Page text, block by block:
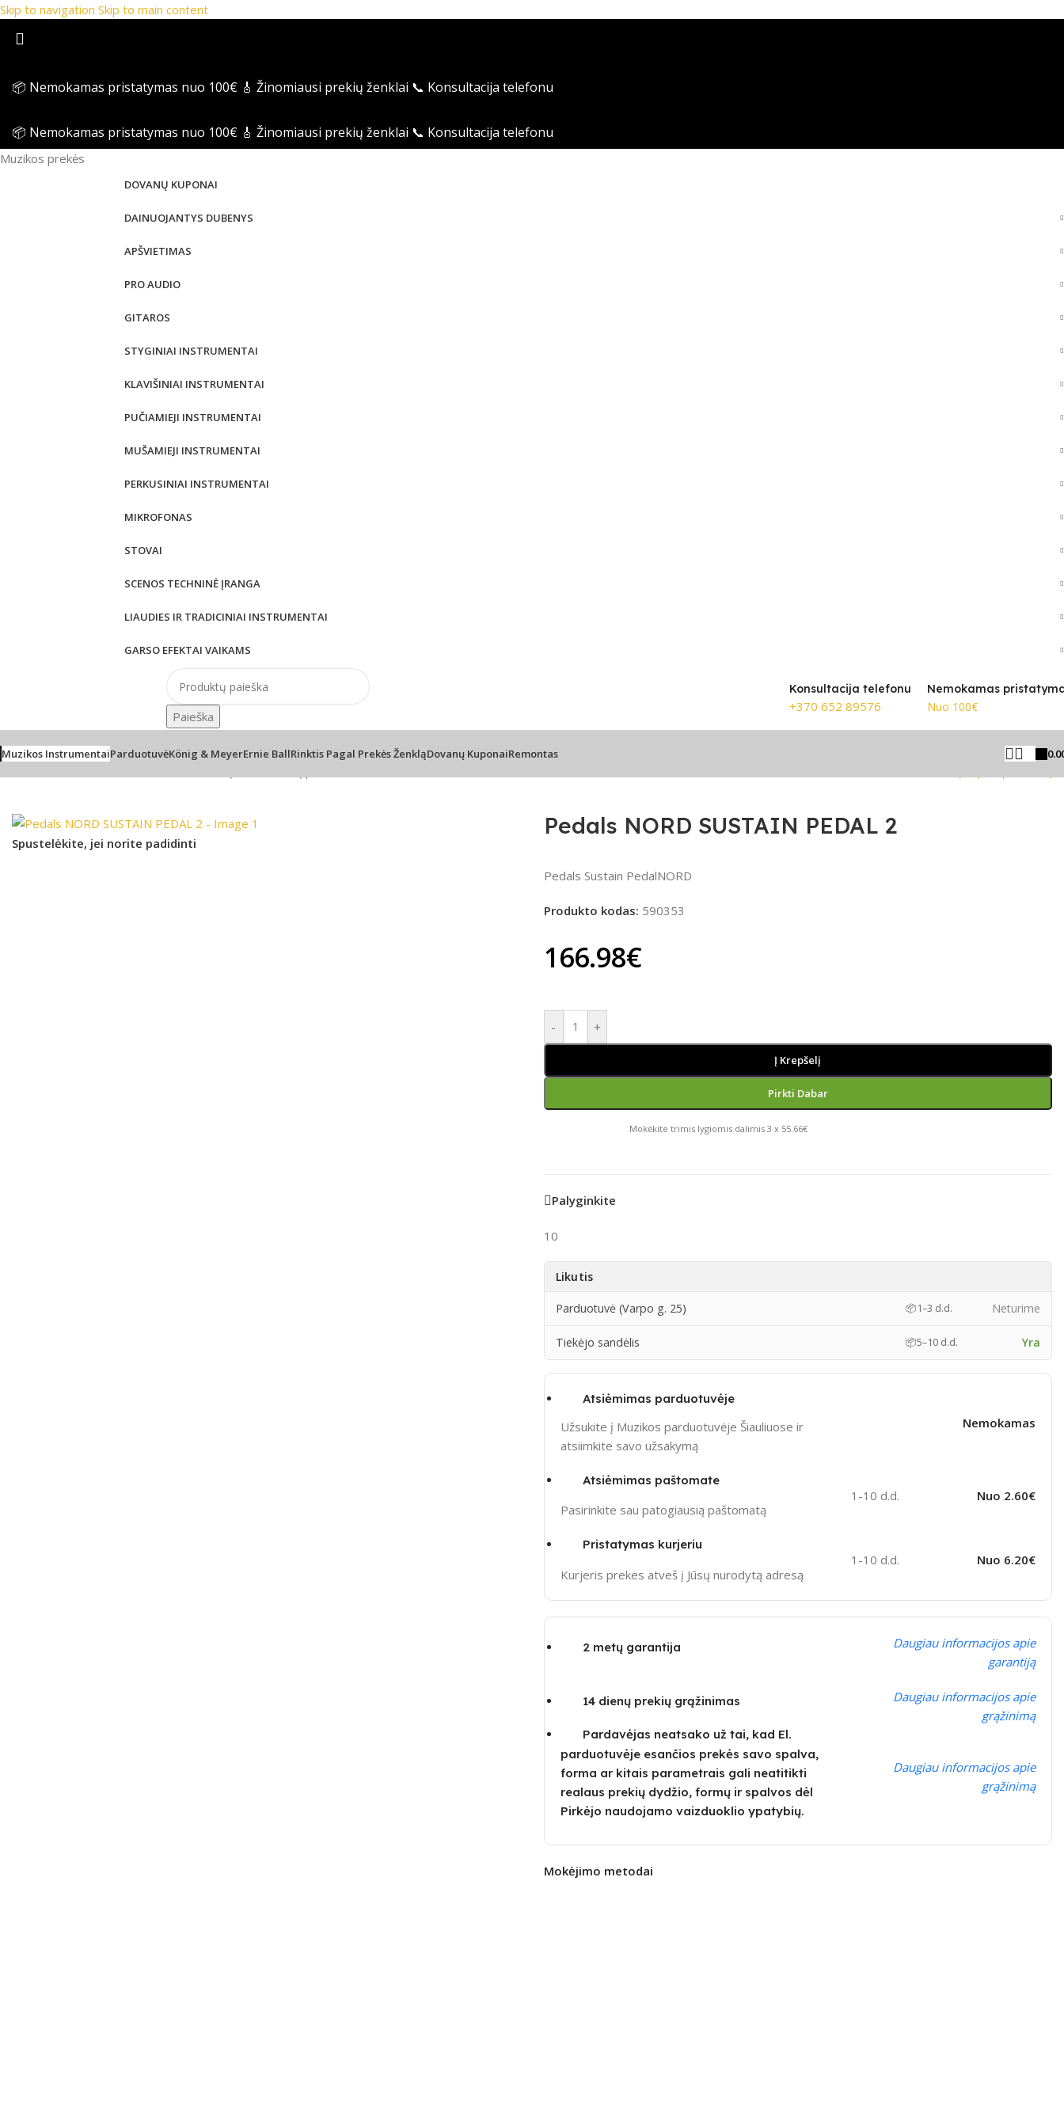
Skip to navigation Skip to main content
📦 Nemokamas pristatymas nuo 100€ 🎸 Žinomiausi prekių ženklai 📞 Konsultacija telefonu
📦 Nemokamas pristatymas nuo 100€ 🎸 Žinomiausi prekių ženklai 📞 Konsultacija telefonu
Muzikos prekės
DOVANŲ KUPONAI
DAINUOJANTYS DUBENYS
APŠVIETIMAS
PRO AUDIO
GITAROS
STYGINIAI INSTRUMENTAI
KLAVIŠINIAI INSTRUMENTAI
PUČIAMIEJI INSTRUMENTAI
MUŠAMIEJI INSTRUMENTAI
PERKUSINIAI INSTRUMENTAI
MIKROFONAS
STOVAI
SCENOS TECHNINĖ ĮRANGA
LIAUDIES IR TRADICINIAI INSTRUMENTAI
GARSO EFEKTAI VAIKAMS
Paieška
Konsultacija telefonu
+370 652 89576
Nemokamas
Nuo 100€
Muzikos InstrumentaiParduotuvėKönig & MeyerErnie BallRinktis Pagal Prekės ŽenkląDovanų KuponaiRemontas
Spustelėkite, jei norite padidinti
Pedals NORD SUSTAIN PEDAL 2
Pedals Sustain PedalNORD
Produkto kodas: 590353
166.98€
- +
Į Krepšelį
Pirkti Dabar
Mokėkite trimis lygiomis dalimis 3 x 55.66€
Palyginkite
10
Likutis
Parduotuvė (Varpo g. 25) 📦1–3 d.d. Neturime
Tiekėjo sandėlis 📦5–10 d.d. Yra
Atsiėmimas parduotuvėje
Užsukite į Muzikos parduotuvėje Šiauliuose ir
atsiimkite savo užsakymą
Nemokamas
Atsiėmimas paštomate
Pasirinkite sau patogiausią paštomatą
1-10 d.d. Nuo 2.60€
Pristatymas kurjeriu
Kurjeris prekes atveš į Jūsų nurodytą adresą
1-10 d.d. Nuo 6.20€
2 metų garantija
Daugiau informacijos apie
garantiją
14 dienų prekių grąžinimas
Daugiau informacijos apie
grąžinimą
Pardavėjas neatsako už tai, kad El.
parduotuvėje esančios prekės savo spalva,
forma ar kitais parametrais gali neatitikti
realaus prekių dydžio, formų ir spalvos dėl
Pirkėjo naudojamo vaizduoklio ypatybių.
Daugiau informacijos apie
grąžinimą
Mokėjimo metodai